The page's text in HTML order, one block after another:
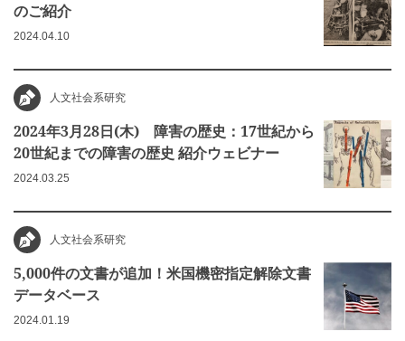
のご紹介
2024.04.10
人文社会系研究
2024年3月28日(木) 障害の歴史：17世紀から
20世紀までの障害の歴史 紹介ウェビナー
2024.03.25
人文社会系研究
5,000件の文書が追加！米国機密指定解除文書
データベース
2024.01.19